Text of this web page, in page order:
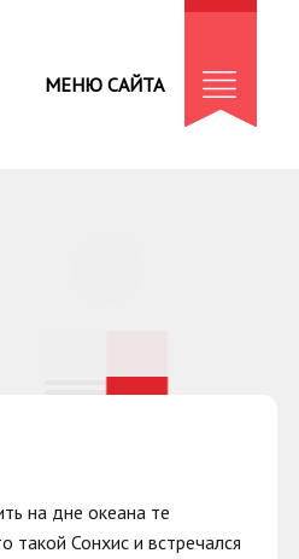
МЕНЮ САЙТА
на дне океана те
такой Сонхис и встречался